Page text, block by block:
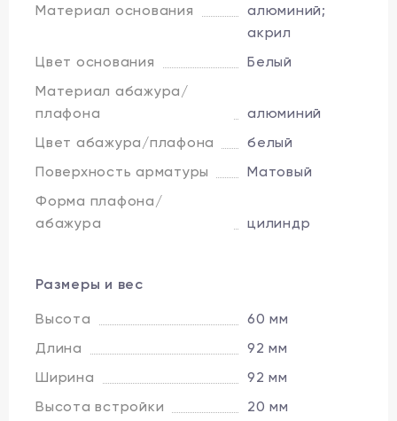
Материал основания
алюминий;
акрил
Цвет основания
Белый
Материал абажура/
плафона
алюминий
Цвет абажура/плафона
белый
Поверхность арматуры
Матовый
Форма плафона/
абажура
цилиндр
Размеры и вес
Высота
60 мм
Длина
92 мм
Ширина
92 мм
Высота встройки
20 мм